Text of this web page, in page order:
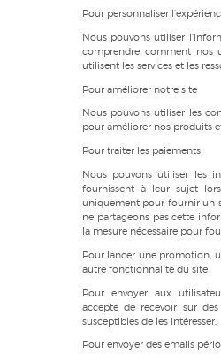
Pour personnaliser
Nous pouvons utiliser
comprendre comment nos
utilisent les services et les
Pour améliorer notre site
Nous pouvons utiliser les
pour améliorer nos produits
Pour traiter les paiements
Nous pouvons utiliser les
fournissent à leur sujet
uniquement pour fournir un
ne partageons pas cette
la mesure nécessaire pour
Pour lancer une promotion,
autre fonctionnalité du site
Pour envoyer aux
accepté de recevoir sur
susceptibles de les intéresser.
Pour envoyer des emails